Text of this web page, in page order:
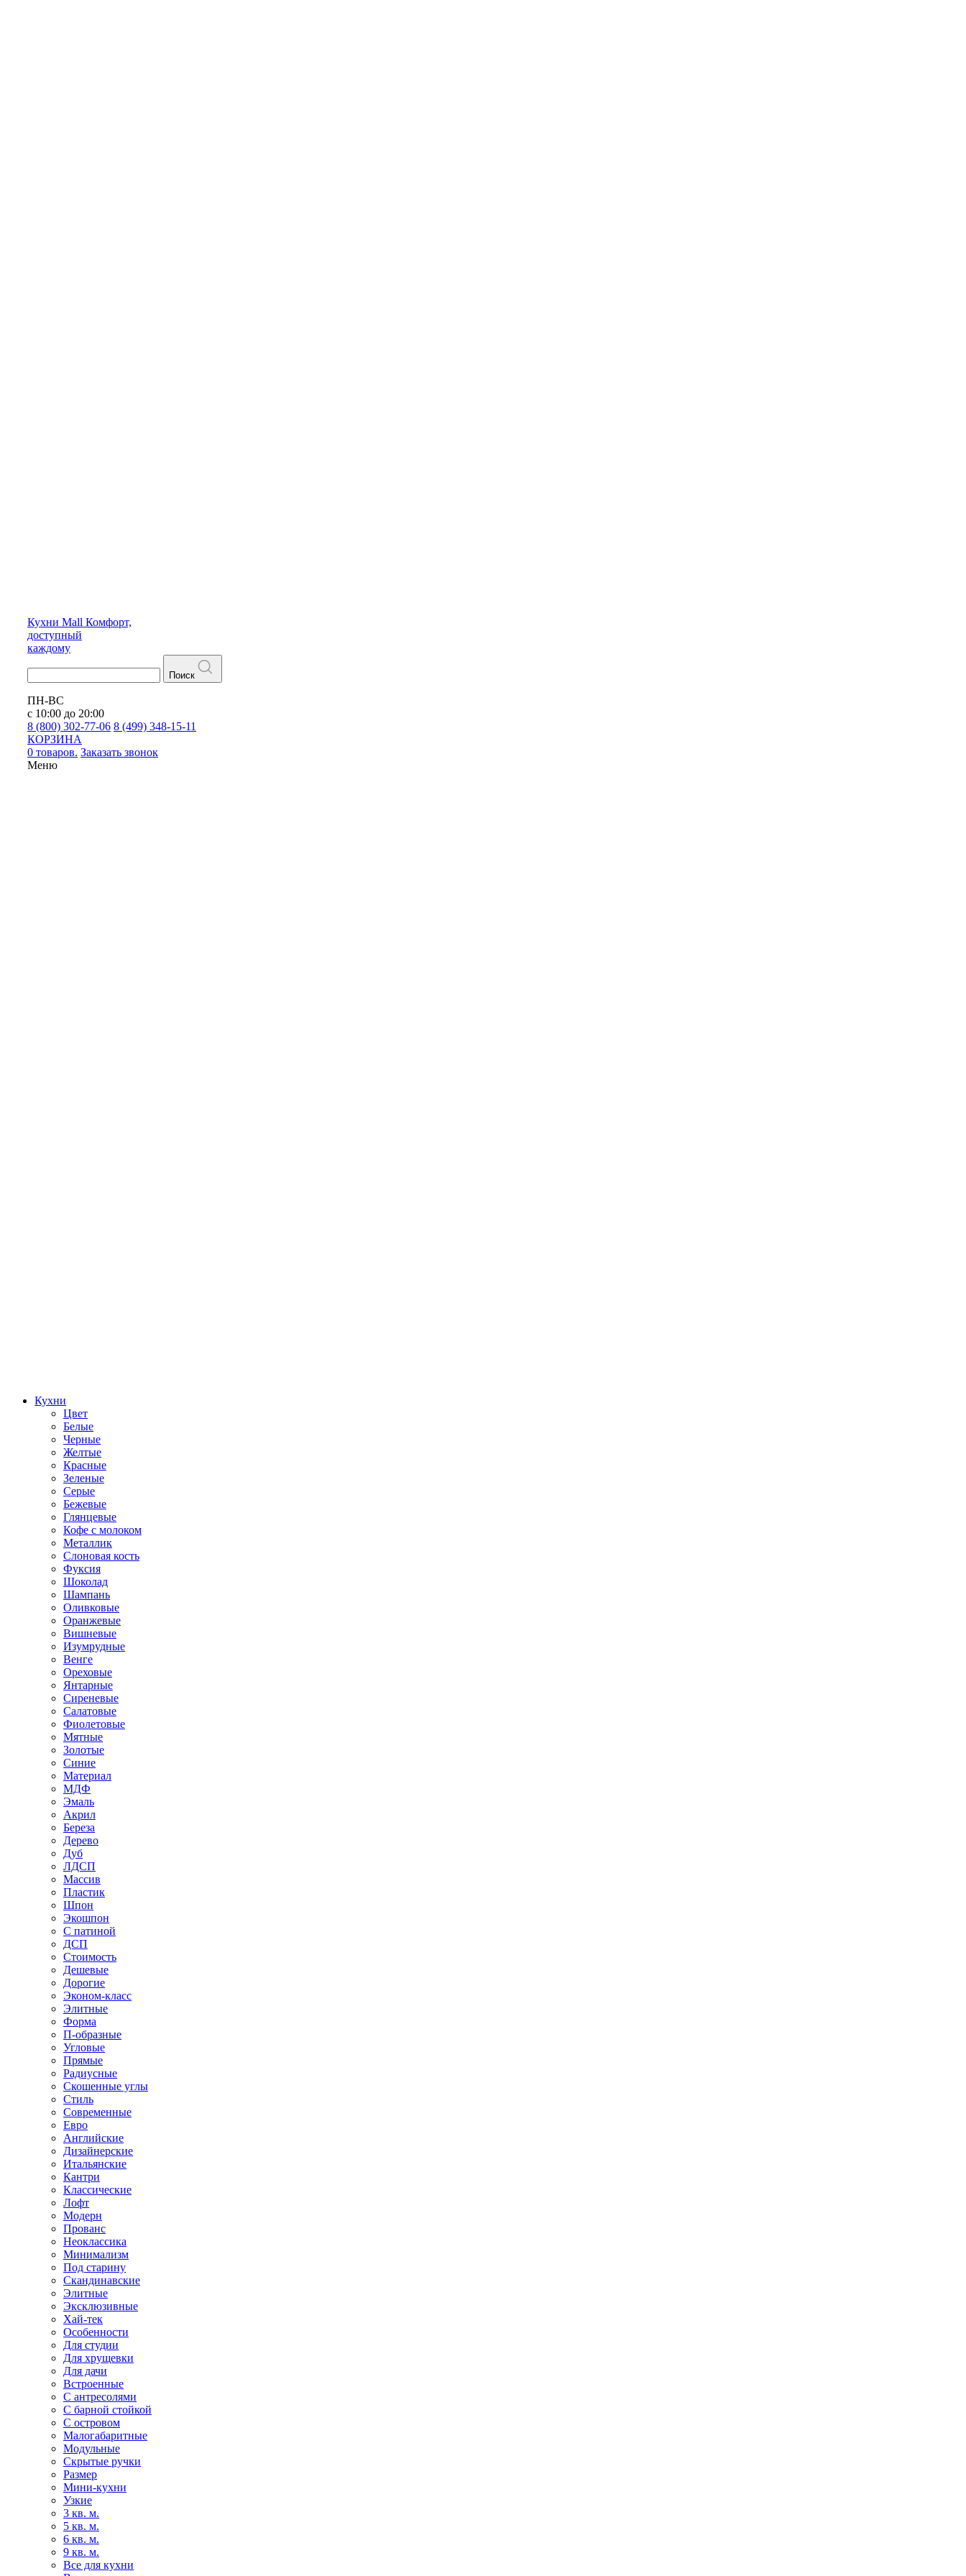
Кухни Mall Комфорт,
доступный
каждому
Поиск
ПН-ВС
с 10:00 до 20:00
8 (800) 302-77-06 8 (499) 348-15-11
КОРЗИНА
0 товаров. Заказать звонок
Меню
Кухни
Цвет
Белые
Черные
Желтые
Красные
Зеленые
Серые
Бежевые
Глянцевые
Кофе с молоком
Металлик
Слоновая кость
Фуксия
Шоколад
Шампань
Оливковые
Оранжевые
Вишневые
Изумрудные
Венге
Ореховые
Янтарные
Сиреневые
Салатовые
Фиолетовые
Мятные
Золотые
Синие
Материал
МДФ
Эмаль
Акрил
Береза
Дерево
Дуб
ЛДСП
Массив
Пластик
Шпон
Экошпон
С патиной
ДСП
Стоимость
Дешевые
Дорогие
Эконом-класс
Элитные
Форма
П-образные
Угловые
Прямые
Радиусные
Скошенные углы
Стиль
Современные
Евро
Английские
Дизайнерские
Итальянские
Кантри
Классические
Лофт
Модерн
Прованс
Неоклассика
Минимализм
Под старину
Скандинавские
Элитные
Эксклюзивные
Хай-тек
Особенности
Для студии
Для хрущевки
Для дачи
Встроенные
С антресолями
С барной стойкой
С островом
Малогабаритные
Модульные
Скрытые ручки
Размер
Мини-кухни
Узкие
3 кв. м.
5 кв. м.
6 кв. м.
9 кв. м.
Все для кухни